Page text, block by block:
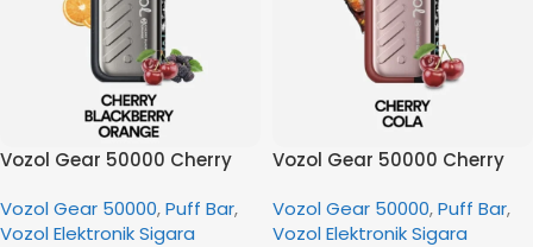
Vozol Gear 50000 Cherry
Vozol Gear 50000,Puff Bar,
Vozol Elektronik Sigara
Vozol Gear 50000 Cherry
Vozol Gear 50000,Puff Bar,
Vozol Elektronik Sigara